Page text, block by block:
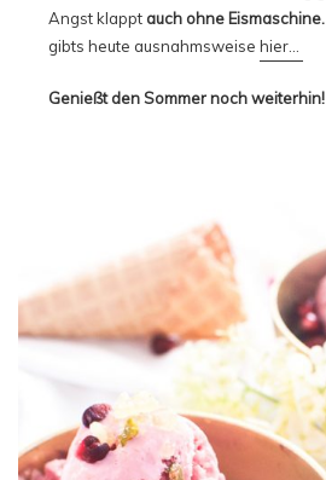
Angst klappt auch ohne Eismaschine.
gibts heute ausnahmsweise hier…
Genießt den Sommer noch weiterhin!